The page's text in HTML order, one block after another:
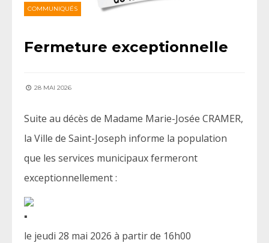
COMMUNIQUÉS
Fermeture exceptionnelle
28 MAI 2026
Suite au décès de Madame Marie-Josée CRAMER,
la Ville de Saint-Joseph informe la population
que les services municipaux fermeront
exceptionnellement :
le jeudi 28 mai 2026 à partir de 16h00